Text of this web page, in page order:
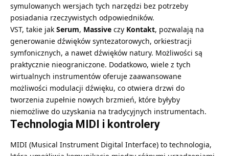
symulowanych wersjach tych narzędzi bez potrzeby
posiadania rzeczywistych odpowiedników.
VST, takie jak Serum, Massive czy Kontakt, pozwalają na
generowanie dźwięków syntezatorowych, orkiestracji
symfonicznych, a nawet dźwięków natury. Możliwości są
praktycznie nieograniczone. Dodatkowo, wiele z tych
wirtualnych instrumentów oferuje zaawansowane
możliwości modulacji dźwięku, co otwiera drzwi do
tworzenia zupełnie nowych brzmień, które byłyby
niemożliwe do uzyskania na tradycyjnych instrumentach.
Technologia MIDI i kontrolery
MIDI (Musical Instrument Digital Interface) to technologia,